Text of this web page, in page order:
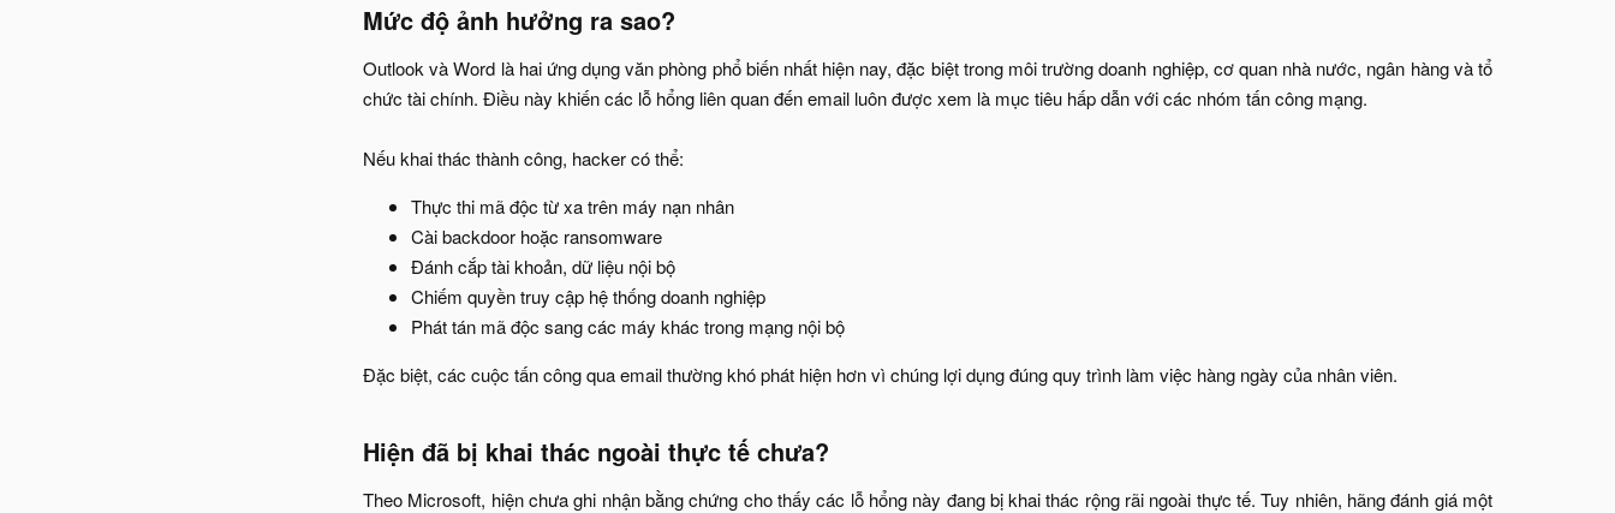
Mức độ ảnh hưởng ra sao?​
Outlook và Word là hai ứng dụng văn phòng phổ biến nhất hiện nay, đặc biệt trong môi trường doanh nghiệp, cơ quan nhà nước, ngân hàng và tổ
chức tài chính. Điều này khiến các lỗ hổng liên quan đến email luôn được xem là mục tiêu hấp dẫn với các nhóm tấn công mạng.
Nếu khai thác thành công, hacker có thể:​
Thực thi mã độc từ xa trên máy nạn nhân​
Cài backdoor hoặc ransomware​
Đánh cắp tài khoản, dữ liệu nội bộ​
Chiếm quyền truy cập hệ thống doanh nghiệp​
Phát tán mã độc sang các máy khác trong mạng nội bộ​
Đặc biệt, các cuộc tấn công qua email thường khó phát hiện hơn vì chúng lợi dụng đúng quy trình làm việc hàng ngày của nhân viên.
Hiện đã bị khai thác ngoài thực tế chưa?​
Theo Microsoft, hiện chưa ghi nhận bằng chứng cho thấy các lỗ hổng này đang bị khai thác rộng rãi ngoài thực tế. Tuy nhiên, hãng đánh giá một